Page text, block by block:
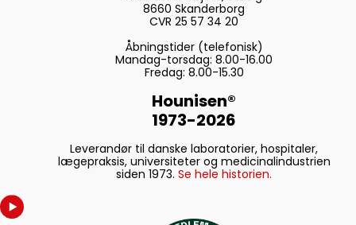
8660 Skanderborg
CVR 25 57 34 20
Åbningstider (telefonisk)
Mandag-torsdag: 8.00-16.00
Fredag: 8.00-15.30
Hounisen®
1973-2026
Leverandør til danske laboratorier, hospitaler,
lægepraksis, universiteter og medicinalindustrien
siden 1973. Se hele historien.